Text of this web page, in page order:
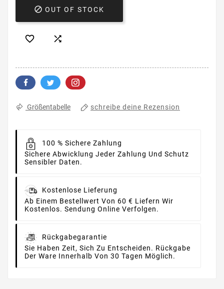
 OUT OF STOCK
 
Größentabelle schreibe deine Rezension
100 % Sichere Zahlung
Sichere Abwicklung Jeder Zahlung Und Schutz
Sensibler Daten.
Kostenlose Lieferung
Ab Einem Bestellwert Von 60 € Liefern Wir
Kostenlos. Sendung Online Verfolgen.
Rückgabegarantie
Sie Haben Zeit, Sich Zu Entscheiden. Rückgabe
Der Ware Innerhalb Von 30 Tagen Möglich.